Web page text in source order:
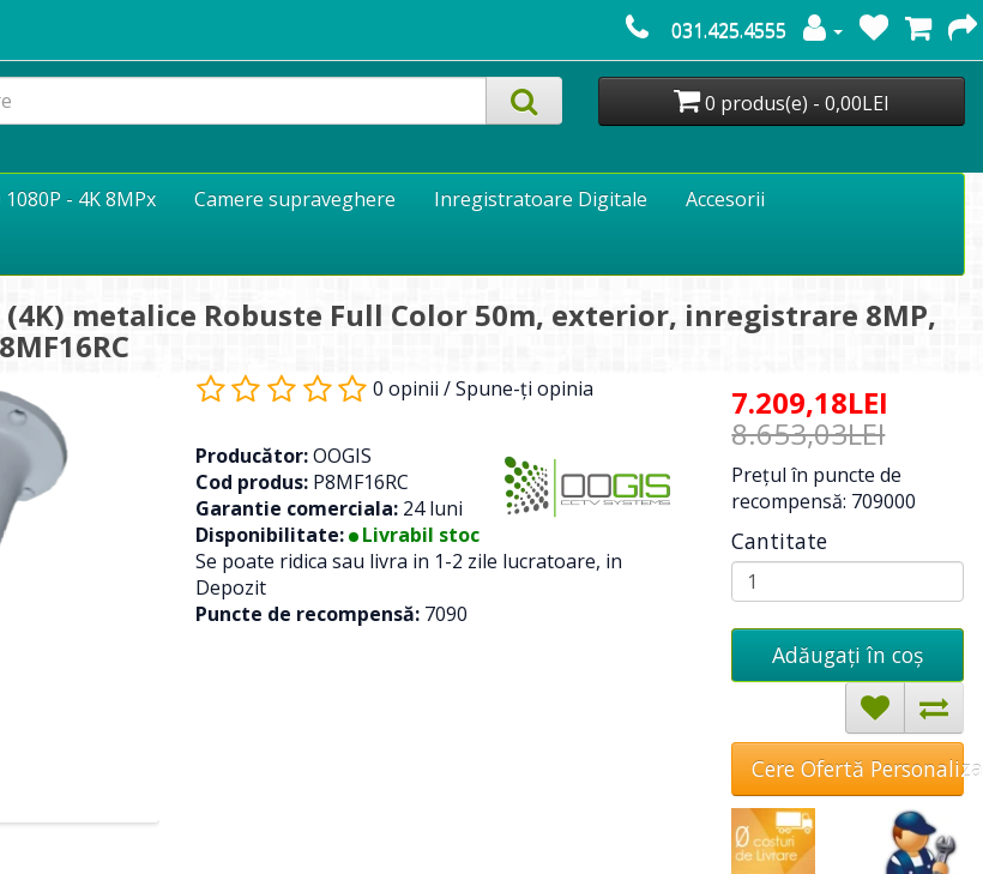
031.425.4555
0 produs(e) - 0,00LEI
- 4K 8MPx Camere supraveghere Inregistratoare Digitale
Accesorii
(4K) metalice Robuste Full Color 50m, exterior, inregistrare 8MP,
0 opinii /Spune-ţi opinia
Producător:OOGIS
Cod produs: P8MF16RC
Garantie comerciala: 24 luni
Disponibilitate:
Livrabil stoc
Se poate ridica sau livra in 1-2 zile lucratoare, in
Depozit
Puncte de recompensă: 7090
7.209,18LEI
8.653,03LEI
Preţul în puncte de
recompensă: 709000
Cantitate
Adăugați în coş
Cere Ofertă